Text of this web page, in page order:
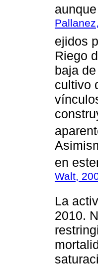
ejidos
Riego
baja
cultivo
en
Walt,
La
2010.